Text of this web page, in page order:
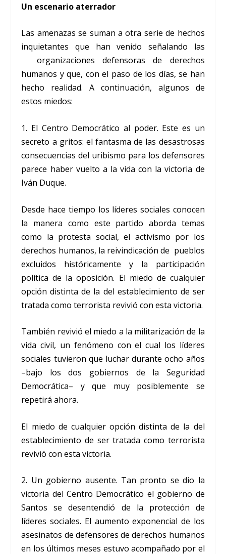
Un escenario aterrador
Las amenazas se suman a otra serie de hechos
inquietantes que han venido señalando las
organizaciones defensoras de derechos
humanos y que, con el paso de los días, se han
hecho realidad. A continuación, algunos de
estos miedos:
1. El Centro Democrático al poder. Este es un
secreto a gritos: el fantasma de las desastrosas
consecuencias del uribismo para los defensores
parece haber vuelto a la vida con la victoria de
Iván Duque.
Desde hace tiempo los líderes sociales conocen
la manera como este partido aborda temas
como la protesta social, el activismo por los
derechos humanos, la reivindicación de pueblos
excluidos históricamente y la participación
política de la oposición. El miedo de cualquier
opción distinta de la del establecimiento de ser
tratada como terrorista revivió con esta victoria.
También revivió el miedo a la militarización de la
vida civil, un fenómeno con el cual los líderes
sociales tuvieron que luchar durante ocho años
–bajo los dos gobiernos de la Seguridad
Democrática– y que muy posiblemente se
repetirá ahora.
El miedo de cualquier opción distinta de la del
establecimiento de ser tratada como terrorista
revivió con esta victoria.
2. Un gobierno ausente. Tan pronto se dio la
victoria del Centro Democrático el gobierno de
Santos se desentendió de la protección de
líderes sociales. El aumento exponencial de los
asesinatos de defensores de derechos humanos
en los últimos meses estuvo acompañado por el